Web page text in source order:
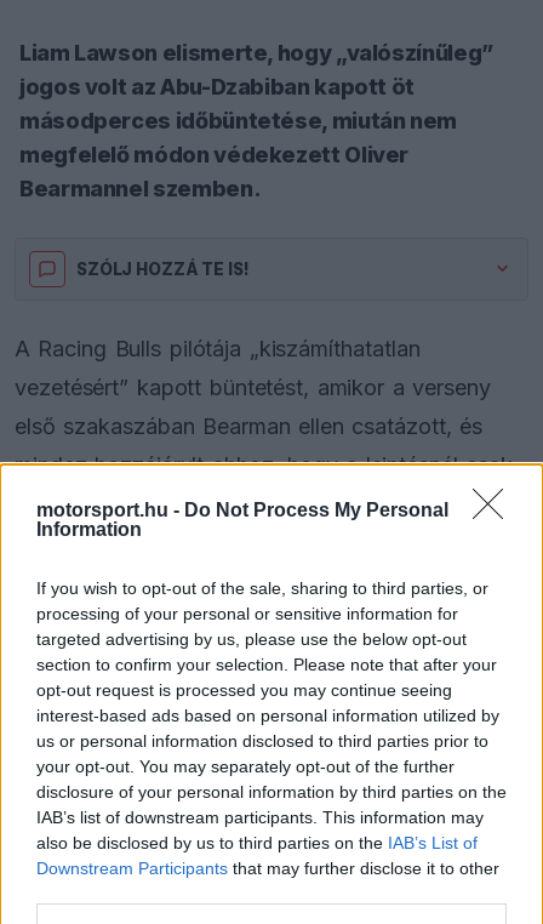
motorsport.hu - Do Not Process My Personal
Information
If you wish to opt-out of the sale, sharing to third parties, or
processing of your personal or sensitive information for
targeted advertising by us, please use the below opt-out
section to confirm your selection. Please note that after your
opt-out request is processed you may continue seeing
interest-based ads based on personal information utilized by
us or personal information disclosed to third parties prior to
your opt-out. You may separately opt-out of the further
disclosure of your personal information by third parties on the
IAB’s list of downstream participants. This information may
also be disclosed by us to third parties on the IAB’s List of
Downstream Participants that may further disclose it to other
Liam Lawson elismerte, hogy „valószínűleg”
jogos volt az Abu-Dzabiban kapott öt
másodperces időbüntetése, miután nem
megfelelő módon védekezett Oliver
Bearmannel szemben.
SZÓLJ HOZZÁ TE IS!
A Racing Bulls pilótája „kiszámíthatatlan
vezetésért” kapott büntetést, amikor a verseny
első szakaszában Bearman ellen csatázott, és
mindez hozzájárult ahhoz, hogy a leintésnél csak
a 18. hely legyen az övé. Bár a hivatalos
közvetítésből kimaradtak a történtek, az FIA
dokumentumából kiderül, hogy Lawson a 8-as és
9-es kanyar között többször is kiszámíthatatlanul
váltott irányt, amit nem engednek meg a
szabályok.
Bearman az első hosszú egyenest követő
sikánban beért Lawson mellé, de megelőzni nem
tudta, majd pedig a második DRS-zónában
szélárnyékból próbálkozott, amikor az új-zélandi